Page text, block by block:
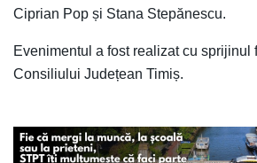
Ciprian Pop și Stana Stepănescu.
Evenimentul a fost realizat cu sprijinul
Consiliului Județean Timiș.